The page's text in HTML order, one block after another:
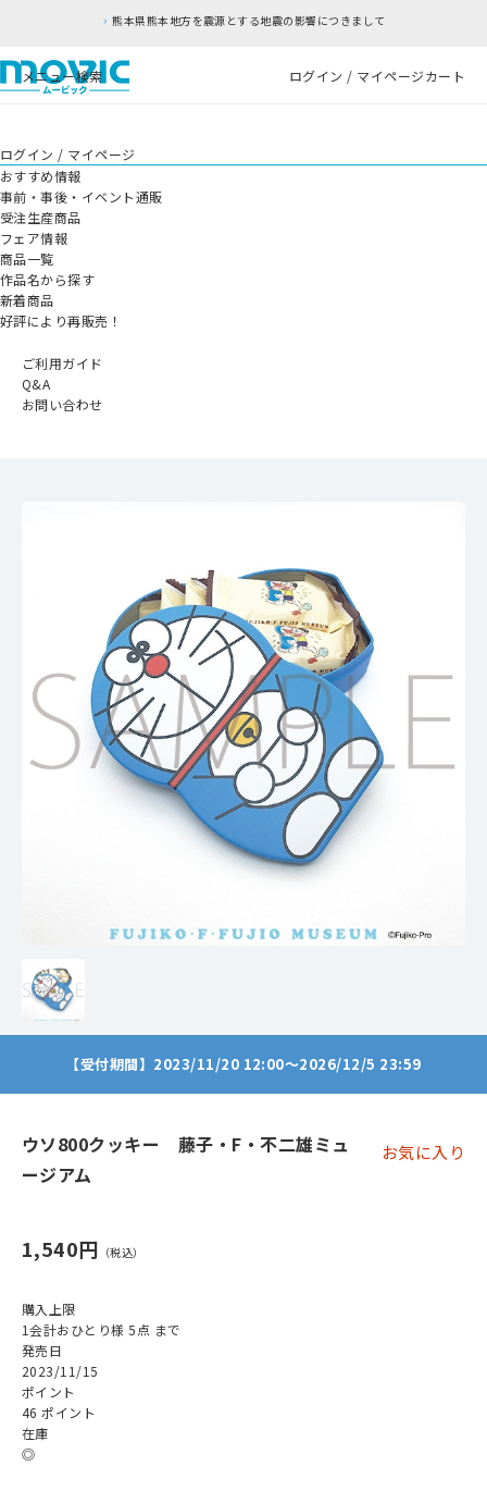
熊本県熊本地方を震源とする地震の影響につきまして
メニュー検索 ログイン / マイページカート
ログイン / マイページ
おすすめ情報
事前・事後・イベント通販
受注生産商品
フェア情報
商品一覧
作品名から探す
新着商品
好評により再販売！
ご利用ガイド
Q&A
お問い合わせ
【受付期間】2023/11/20 12:00～2026/12/5 23:59
ウソ800クッキー 藤子・F・不二雄ミュ
ージアム
お気に入り
1,540円
購入上限
1会計おひとり様 5点 まで
発売日
2023/11/15
ポイント
46 ポイント
在庫
◎